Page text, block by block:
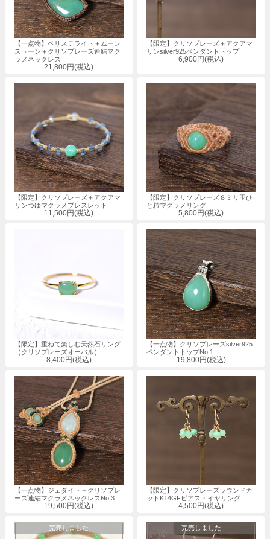
【一点物】ペリステライト＋ムーン
ストーン＋クリソプレーズ連結マク
ラメネックレス
21,800円(税込)
【限定】クリソプレーズ＋アクアマ
リンsilver925ペンダントトップ
6,900円(税込)
【限定】クリソプレーズ＋アクアマ
リンつゆマクラメブレスレット
11,500円(税込)
【限定】クリソプレーズ８ミリ玉ひ
と粒マクラメリング
5,800円(税込)
【限定】重ねて楽しむ天然石リング
（クリソプレーズオーバル）
8,400円(税込)
【一点物】クリソプレーズsilver925
ペンダントトップNo.1
19,800円(税込)
【一点物】ジェダイト＋クリソプレ
ーズ連結マクラメネックレスNo.3
19,500円(税込)
【限定】クリソプレーズラウンドカ
ットK14GFピアス・イヤリング
4,500円(税込)
完売しました 完売しました